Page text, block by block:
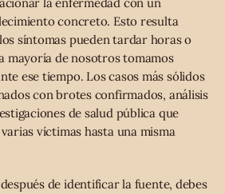
concreto. Esto resulta
síntomas pueden tardar horas o
mayoría de nosotros tomamos
ese tiempo. Los casos más sólidos
con brotes confirmados, análisis
de salud pública que
víctimas hasta una misma
de identificar la fuente, debes